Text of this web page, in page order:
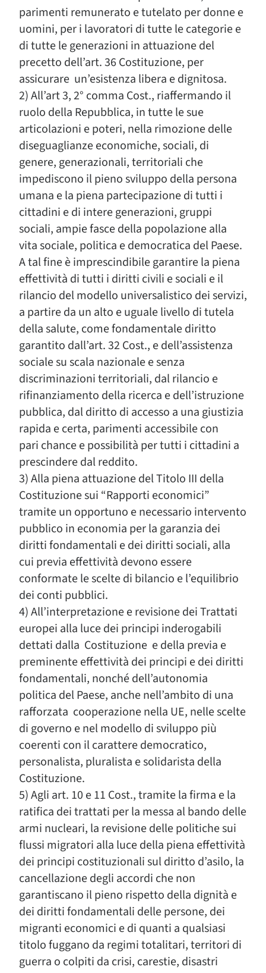
parimenti remunerato e tutelato per donne e
uomini, per i lavoratori di tutte le categorie e
di tutte le generazioni in attuazione del
precetto dell’art. 36 Costituzione, per
assicurare un’esistenza libera e dignitosa.
2) All’art 3, 2° comma Cost., riaffermando il
ruolo della Repubblica, in tutte le sue
articolazioni e poteri, nella rimozione delle
diseguaglianze economiche, sociali, di
genere, generazionali, territoriali che
impediscono il pieno sviluppo della persona
umana e la piena partecipazione di tutti i
cittadini e di intere generazioni, gruppi
sociali, ampie fasce della popolazione alla
vita sociale, politica e democratica del Paese.
A tal fine è imprescindibile garantire la piena
effettività di tutti i diritti civili e sociali e il
rilancio del modello universalistico dei servizi,
a partire da un alto e uguale livello di tutela
della salute, come fondamentale diritto
garantito dall’art. 32 Cost., e dell’assistenza
sociale su scala nazionale e senza
discriminazioni territoriali, dal rilancio e
rifinanziamento della ricerca e dell’istruzione
pubblica, dal diritto di accesso a una giustizia
rapida e certa, parimenti accessibile con
pari chance e possibilità per tutti i cittadini a
prescindere dal reddito.
3) Alla piena attuazione del Titolo III della
Costituzione sui “Rapporti economici”
tramite un opportuno e necessario intervento
pubblico in economia per la garanzia dei
diritti fondamentali e dei diritti sociali, alla
cui previa effettività devono essere
conformate le scelte di bilancio e l’equilibrio
dei conti pubblici.
4) All’interpretazione e revisione dei Trattati
europei alla luce dei principi inderogabili
dettati dalla Costituzione e della previa e
preminente effettività dei principi e dei diritti
fondamentali, nonché dell’autonomia
politica del Paese, anche nell’ambito di una
rafforzata cooperazione nella UE, nelle scelte
di governo e nel modello di sviluppo più
coerenti con il carattere democratico,
personalista, pluralista e solidarista della
Costituzione.
5) Agli art. 10 e 11 Cost., tramite la firma e la
ratifica dei trattati per la messa al bando delle
armi nucleari, la revisione delle politiche sui
flussi migratori alla luce della piena effettività
dei principi costituzionali sul diritto d’asilo, la
cancellazione degli accordi che non
garantiscano il pieno rispetto della dignità e
dei diritti fondamentali delle persone, dei
migranti economici e di quanti a qualsiasi
titolo fuggano da regimi totalitari, territori di
guerra o colpiti da crisi, carestie, disastri